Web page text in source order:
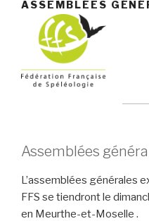
ASSEMBLÉES
Assemblées
L’assemblées générales
FFS se tiendront le
en Meurthe-et-Moselle .